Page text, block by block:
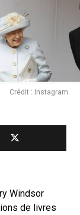
Crédit : Instagram
Windsor
de livres